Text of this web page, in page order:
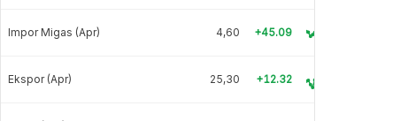
Impor Migas (Apr) 4,60 +45.09
Ekspor (Apr) 25,30 +12.32